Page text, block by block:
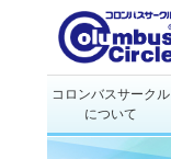
コロンバスサークル
について